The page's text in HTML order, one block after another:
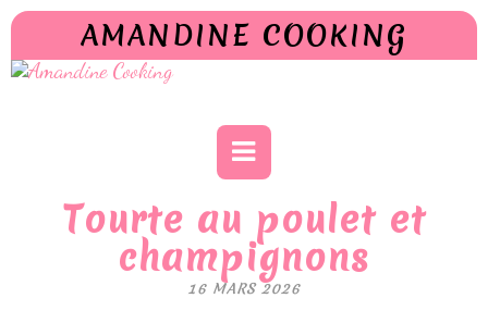
AMANDINE COOKING
Tourte au poulet et
champignons
16 MARS 2026